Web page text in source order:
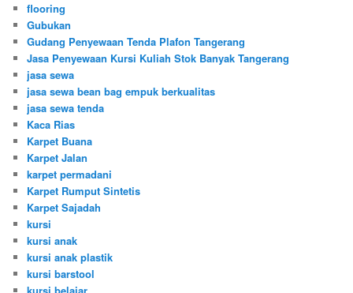
flooring
Gubukan
Gudang Penyewaan Tenda Plafon Tangerang
Jasa Penyewaan Kursi Kuliah Stok Banyak Tangerang
jasa sewa
jasa sewa bean bag empuk berkualitas
jasa sewa tenda
Kaca Rias
Karpet Buana
Karpet Jalan
karpet permadani
Karpet Rumput Sintetis
Karpet Sajadah
kursi
kursi anak
kursi anak plastik
kursi barstool